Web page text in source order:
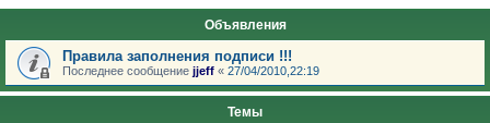
Объявления
Правила заполнения подписи !!!
Последнее сообщение jjeff « 27/04/2010,22:19
Темы